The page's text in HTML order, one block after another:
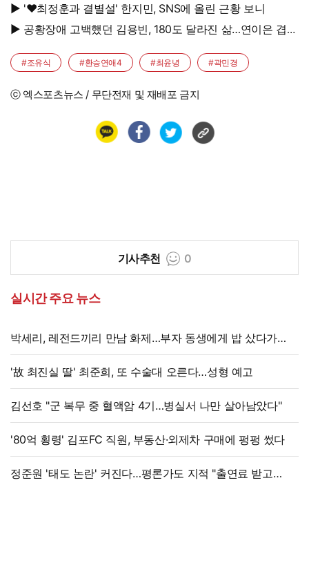
시작"▶ '♥최정훈과 결별설' 한지민, SNS에 올린 근황 보니
▶ 공황장애 고백했던 김용빈, 180도 달라진 삶…연이은 겹경
#조유식 #환승연애4 #최윤녕 #곽민경
ⓒ 엑스포츠뉴스 / 무단전재 및 재배포 금지
기사추천 0
실시간 주요 뉴스
박세리, 레전드끼리 만남 화제…부자 동생에게 밥 샀다가
'반전'
'故 최진실 딸' 최준희, 또 수술대 오른다…성형 예고
김선호 "군 복무 중 혈액암 4기…병실서 나만 살아남았다"
'80억 횡령' 김포FC 직원, 부동산·외제차 구매에 펑펑 썼다
정준원 '태도 논란' 커진다…평론가도 지적 "출연료 받고